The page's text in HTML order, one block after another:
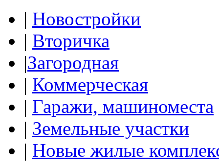
| Новостройки
| Вторичка
|Загородная
| Коммерческая
| Гаражи, машиноместа
| Земельные участки
| Новые жилые